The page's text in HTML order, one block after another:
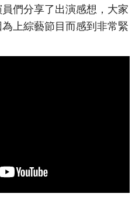
們分享了出演感想，大家
上綜藝節目而感到非常緊